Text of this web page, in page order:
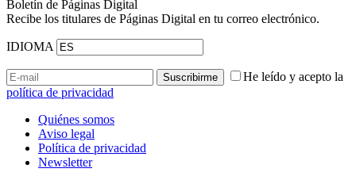
Boletín de Páginas Digital
Recibe los titulares de Páginas Digital en tu correo electrónico.
IDIOMA
He leído y acepto la
política de privacidad
Quiénes somos
Aviso legal
Política de privacidad
Newsletter